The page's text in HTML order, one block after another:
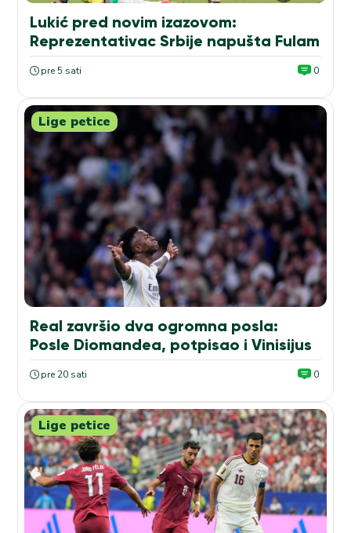
Lukić pred novim izazovom:
Reprezentativac Srbije napušta Fulam
pre 5 sati 0
Lige petice
Real završio dva ogromna posla:
Posle Diomandea, potpisao i Vinisijus
pre 20 sati 0
Lige petice